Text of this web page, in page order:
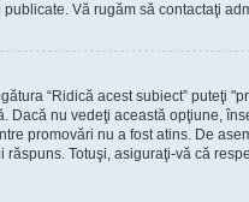
Vă rugăm să contactaţi
“Ridică acest subiect” puteţi
Dacă nu vedeţi această opţiune,
promovări nu a fost atins. De
Totuşi, asiguraţi-vă că